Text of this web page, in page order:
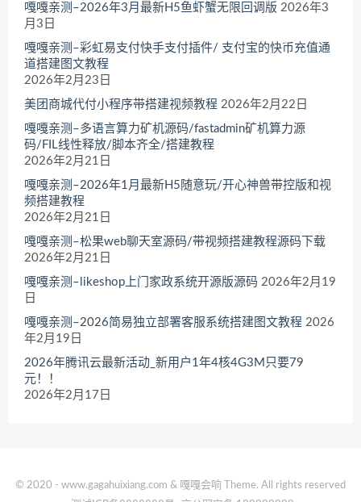
嘎嘎亲测–2026年3月最新H5鱼虾蟹无限回调版 2026年3
月3日
嘎嘎亲测–彩虹易支付快手支付插件/ 支付宝的快币充值通
道搭建图文教程
2026年2月23日
美团商城代付小程序带搭建视频教程 2026年2月22日
嘎嘎亲测–多语言算力矿机源码/fastadmin矿机算力源
码/FIL线性释放/脚本齐全/搭建教程
2026年2月21日
嘎嘎亲测–2026年1月最新H5随意玩/开心神兽带控版和视
频搭建教程
2026年2月21日
嘎嘎亲测–松果web聊天室源码/带视频搭建教程源码下载
2026年2月21日
嘎嘎亲测–likeshop上门家政系统开源版源码 2026年2月19
日
嘎嘎亲测–2026简易独立部署客服系统搭建图文教程 2026
年2月19日
2026年腾讯云最新活动_新用户1年4核4G3M只要79
元！！
2026年2月17日
© 2020 - www.gagahuixiang.com & 嘎嘎会响 Theme. All rights reserved